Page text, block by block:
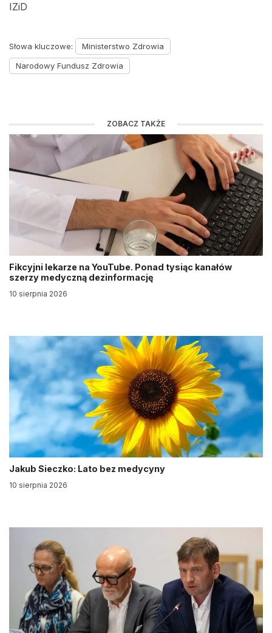
IZiD
Słowa kluczowe:
Ministerstwo Zdrowia
Narodowy Fundusz Zdrowia
ZOBACZ TAKŻE
Fikcyjni lekarze na YouTube. Ponad tysiąc kanałów
szerzy medyczną dezinformację
10 sierpnia 2026
Jakub Sieczko: Lato bez medycyny
10 sierpnia 2026